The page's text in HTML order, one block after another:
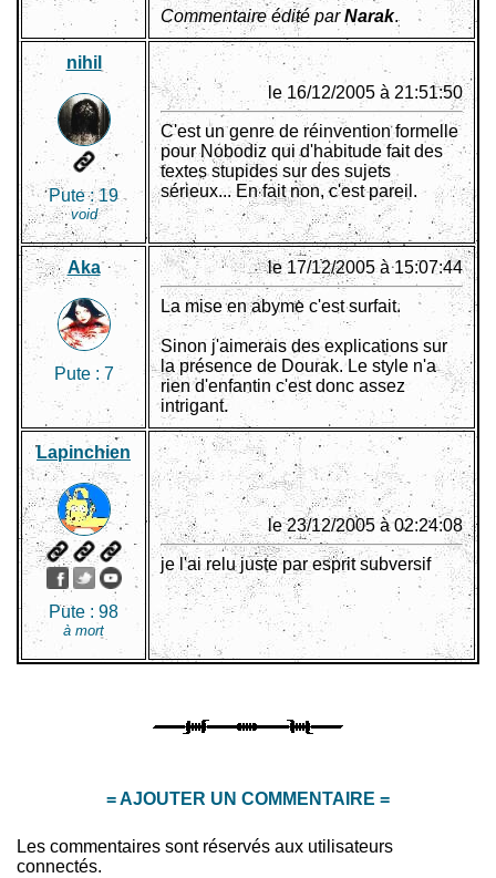
Commentaire édité parNarak.
nihil
Pute :19
void
le 16/12/2005 à 21:51:50
C'est un genre de réinvention formelle
pour Nobodiz qui d'habitude fait des
textes stupides sur des sujets
sérieux... En fait non, c'est pareil.
Aka
Pute : 7
le 17/12/2005 à 15:07:44
La mise en abyme c'est surfait.
Sinon j'aimerais des explications sur
la présence de Dourak. Le style n'a
rien d'enfantin c'est donc assez
intrigant.
Lapinchien
Pute : 98
à mort
le 23/12/2005 à 02:24:08
je l'ai relu juste par esprit subversif
= AJOUTER UN COMMENTAIRE =
Les commentaires sont réservés aux utilisateurs
connectés.